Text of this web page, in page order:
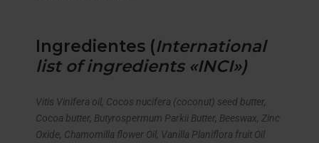
Ingredientes (International
list of ingredients «INCI»)
Vitis Vinifera oil, Cocos nucifera (coconut) seed butter,
Cocoa butter, Butyrospermum Parkii Butter, Beeswax, Zinc
Oxide, Chamomilla flower Oil, Vanilla Planiflora fruit Oil